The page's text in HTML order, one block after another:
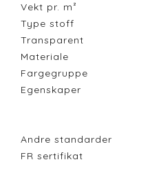
Vekt pr. m²
Type stoff
Transparent
Materiale
Fargegruppe
Egenskaper
Andre standarder
FR sertifikat